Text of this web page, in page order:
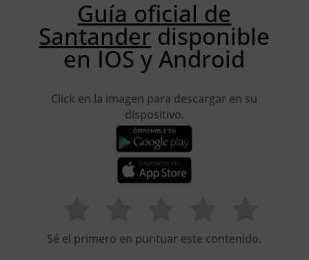
Guía oficial de
Santanderdisponible
en IOS y Android
Click en la imagen para descargar en su
dispositivo.
Sé el primero en puntuar este contenido.